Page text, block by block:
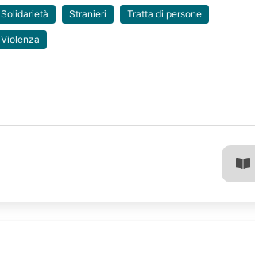
Solidarietà Stranieri Tratta di persone
Violenza